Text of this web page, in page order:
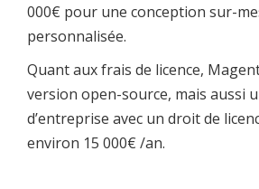
000€ pour une conception sur-
personnalisée.
Quant aux frais de licence,
version open-source, mais aussi
d’entreprise avec un droit de
environ 15 000€ /an.